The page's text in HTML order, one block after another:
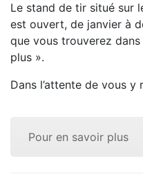
Le stand de tir situé sur
est ouvert, de janvier à
que vous trouverez
plus ».
Dans l’attente de vous y
Pour en savoir plus